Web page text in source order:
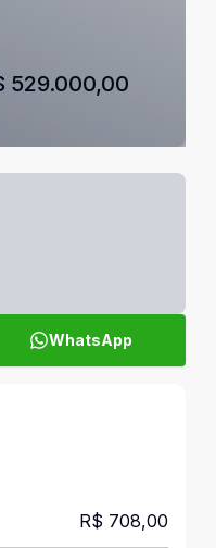
529.000,00
WhatsApp
R$ 708,00